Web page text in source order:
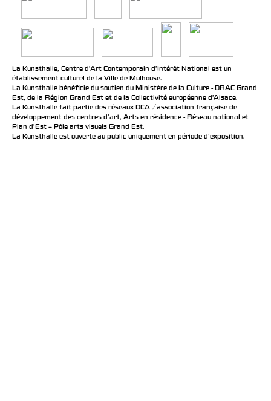
La Kunsthalle, Centre d’Art Contemporain d’Intérêt National est un
établissement culturel de la Ville de Mulhouse.
La Kunsthalle bénéficie du soutien du Ministère de la Culture - DRAC Grand
Est, de la Région Grand Est et de la Collectivité européenne d’Alsace.
La Kunsthalle fait partie des réseaux DCA / association française de
développement des centres d'art, Arts en résidence - Réseau national et
Plan d’Est – Pôle arts visuels Grand Est.
La Kunsthalle est ouverte au public uniquement en période d'exposition.